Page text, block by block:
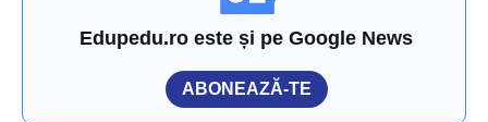
Edupedu.ro este și pe Google News
ABONEAZĂ-TE